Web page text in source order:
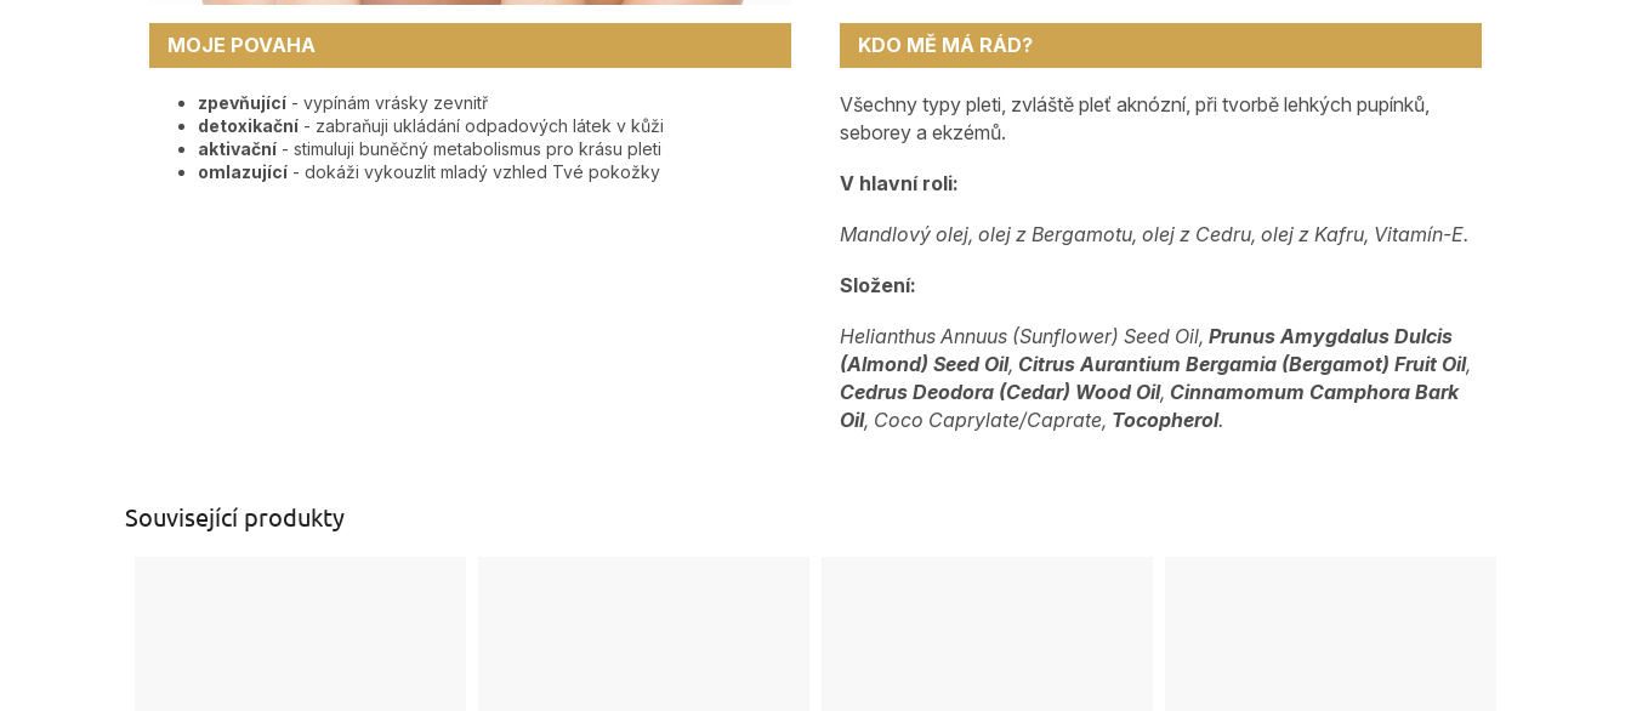
MOJE POVAHA
zpevňující - vypínám vrásky zevnitř
detoxikační - zabraňuji ukládání odpadových látek v kůži
aktivační - stimuluji buněčný metabolismus pro krásu pleti
omlazující - dokáži vykouzlit mladý vzhled Tvé pokožky
KDO MĚ MÁ RÁD?
Všechny typy pleti, zvláště pleť aknózní, při tvorbě lehkých pupínků,
seborey a ekzémů.
V hlavní roli:
Mandlový olej, olej z Bergamotu, olej z Cedru, olej z Kafru, Vitamín-E.
Složení:
Helianthus Annuus (Sunflower) Seed Oil, Prunus Amygdalus Dulcis
(Almond) Seed Oil, Citrus Aurantium Bergamia (Bergamot) Fruit Oil,
Cedrus Deodora (Cedar) Wood Oil, Cinnamomum Camphora Bark
Oil, Coco Caprylate/Caprate, Tocopherol.
Související produkty